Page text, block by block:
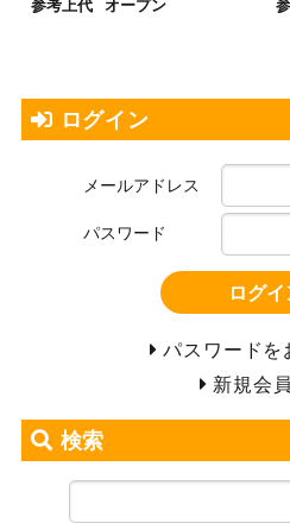
ログイン
メールアドレス
パスワード
ログ
パスワードを
新規会
検索